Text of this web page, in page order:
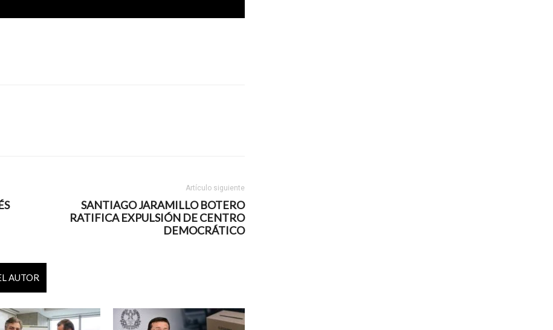
Artículo siguiente
SANTIAGO JARAMILLO BOTERO
RATIFICA EXPULSIÓN DE CENTRO
DEMOCRÁTICO
AUTOR